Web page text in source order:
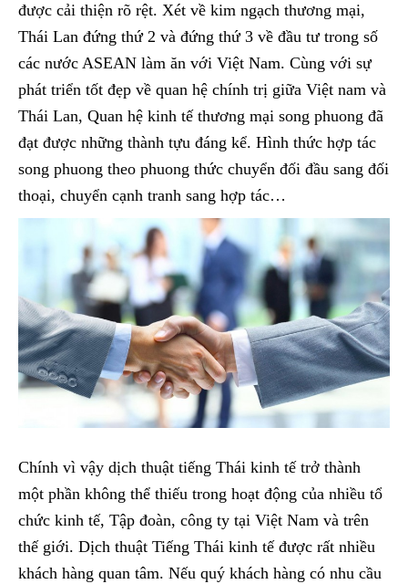
được cải thiện rõ rệt. Xét về kim ngạch thương mại,
Thái Lan đứng thứ 2 và đứng thứ 3 về đầu tư trong số
các nước ASEAN làm ăn với Việt Nam. Cùng với sự
phát triển tốt đẹp về quan hệ chính trị giữa Việt nam và
Thái Lan, Quan hệ kinh tế thương mại song phuong đã
đạt được những thành tựu đáng kể. Hình thức hợp tác
song phuong theo phuong thức chuyển đối đầu sang đối
thoại, chuyển cạnh tranh sang hợp tác…
Chính vì vậy dịch thuật tiếng Thái kinh tế trở thành
một phần không thể thiếu trong hoạt động của nhiều tổ
chức kinh tế, Tập đoàn, công ty tại Việt Nam và trên
thế giới. Dịch thuật Tiếng Thái kinh tế được rất nhiều
khách hàng quan tâm. Nếu quý khách hàng có nhu cầu